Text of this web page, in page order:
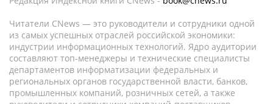
Читатели CNews — это руководители и сотрудники одной
из самых успешных отраслей российской экономики:
индустрии информационных технологий. Ядро аудитории
составляют топ-менеджеры и технические специалисты
департаментов информатизации федеральных и
региональных органов государственной власти, банков,
промышленных компаний, розничных сетей, а также